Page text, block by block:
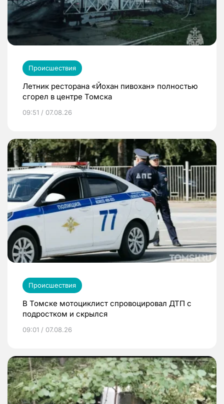
Происшествия
Летник ресторана «Йохан пивохан» полностью
сгорел в центре Томска
09:51 / 07.08.26
Происшествия
В Томске мотоциклист спровоцировал ДТП с
подростком и скрылся
09:01 / 07.08.26